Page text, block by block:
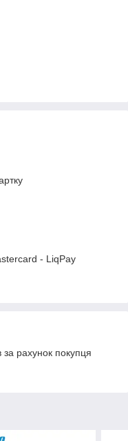
- LiqPay
рахунок покупця